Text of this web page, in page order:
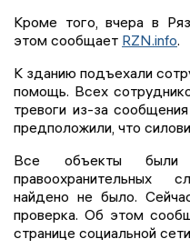
Кроме того, вчера в
этом сообщает RZN.info.
К зданию подъехали
помощь. Всех
тревоги из-за
предположили, что
Все объекты были
правоохранительных
найдено не было.
проверка. Об этом
странице социальной